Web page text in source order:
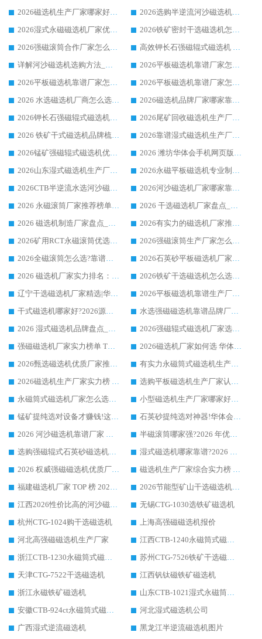
2026磁选机生产厂家哪家好?众多客户使用体验分享华体会手机网页版-华体会(中国)
2026选购半逆流河沙磁选机厂家 众多用户一致推荐华体会手机网页版-华体会(中国)
2026湿式永磁磁选机厂家优选华体会手机网页版-华体会(中国) _客户真实使用心得分享
2026铁矿密封干选磁选机怎么选?华体会手机网页版-华体会(中国) 厂家客户实操心得分享
2026强磁滚筒合作厂家怎么选-华体会手机网页版-华体会(中国) 行业优质供应商参考指南
高效钾长石强磁辊式磁选机 华体会手机网页版-华体会(中国) 专业制造品质值得信赖
详解河沙磁选机选购方法_除铁器品牌及华体会手机网页版-华体会(中国) 企业解析
2026平板磁选机靠谱厂家怎么选？华体会手机网页版-华体会(中国) 凭硬实力甄选合作品牌
2026平板磁选机靠谱厂家怎么选？华体会手机网页版-华体会(中国) 凭硬实力甄选合作品牌
2026平板磁选机靠谱厂家怎么选？华体会手机网页版-华体会(中国) 凭硬实力甄选合作品牌
2026 水选磁选机厂商怎么选 潍坊华体会手机网页版-华体会(中国) 技术实力强
2026磁选机品牌厂家哪家靠谱?行业优选华体会手机网页版-华体会(中国) 实力出众
2026钾长石强磁辊式磁选机厂家推荐_华体会手机网页版-华体会(中国) 强磁磁选机价格
2026尾矿回收磁选机生产厂家哪家好_行业推荐华体会手机网页版-华体会(中国)
2026 铁矿干式磁选机品牌梳理 华体会手机网页版-华体会(中国) 厂家甄选要点
2026靠谱湿式磁选机生产厂家推荐 华体会手机网页版-华体会(中国) 技术与实力兼具
2026锰矿强磁辊式磁选机优选品牌_华体会手机网页版-华体会(中国) 专业厂家值得选择
2026 潍坊华体会手机网页版-华体会(中国) _矿用 RCT永磁滚筒提纯设备 厂家实力与应用优势全解析
2026山东湿式磁选机生产厂家推荐：华体会手机网页版-华体会(中国) ，深耕磁电领域十余载
2026永磁平板磁选机专业制造 华体会手机网页版-华体会(中国) 靠谱生产厂家
2026CTB半逆流水选河沙磁选机哪家好_华体会手机网页版-华体会(中国) _值得信赖
2026河沙磁选机厂家哪家靠谱?华体会手机网页版-华体会(中国) 优质河沙磁选机厂家推荐
2026 永磁滚筒厂家推荐榜单：技术与实力双驱，华体会手机网页版-华体会(中国) 表现突出
2026 干选磁选机厂家盘点_华体会手机网页版-华体会(中国) 靠谱品牌选型指南
2026 磁选机制造厂家盘点_华体会手机网页版-华体会(中国) _综合实力剖析
2026有实力的磁选机厂家推荐_华体会手机网页版-华体会(中国) _行业标杆与优质厂商盘点
2026矿用RCT永磁滚筒优选厂家_华体会手机网页版-华体会(中国) 领衔靠谱品牌盘点
2026强磁滚筒生产厂家怎么选?行业口碑推荐华体会手机网页版-华体会(中国)
2026全磁滚筒怎么选?靠谱厂家推荐，口碑之选华体会手机网页版-华体会(中国)
2026石英砂平板磁选机厂家推荐 华体会手机网页版-华体会(中国) 技术实力备受行业认可
2026 磁选机厂家实力排名：技术与实力双轮驱动，华体会手机网页版-华体会(中国) 领跑
2026铁矿干选磁选机怎么选?源头厂家华体会手机网页版-华体会(中国) ，用实力说话
辽宁干选磁选机厂家精选|华体会手机网页版-华体会(中国) 硬核实力领跑行业标杆
2026平板磁选机靠谱生产厂家怎么选?行业标杆华体会手机网页版-华体会(中国) ，凭硬实力脱颖而出
干式磁选机哪家好?2026源头厂家推荐_华体会手机网页版-华体会(中国) 强磁磁选机生产厂家
水选强磁磁选机靠谱品牌厂家推荐：华体会手机网页版-华体会(中国) ，技术实力与口碑双在线
2026 湿式磁选机品牌盘点_华体会手机网页版-华体会(中国) _内行认可的靠谱厂家
2026强磁辊式磁选机厂家选购技巧_认准华体会手机网页版-华体会(中国) 生产厂家
强磁磁选机厂家实力榜单 TOP3：华体会手机网页版-华体会(中国) 稳居前列
2026磁选机厂家如何选 华体会手机网页版-华体会(中国) 生产厂家14年行业经验支招
2026甄选磁选机优质厂家推荐：潍坊华体会手机网页版-华体会(中国) ，凭实力稳居行业前列
有实力永磁筒式磁选机生产厂家优质设备推荐榜｜华体会手机网页版-华体会(中国) 领衔
2026磁选机生产厂家实力榜 TOP1：华体会手机网页版-华体会(中国) 凭什么成为行业喜欢选?
选购平板磁选机生产厂家认准华体会手机网页版-华体会(中国) 老牌生产厂家收获众多回头客
永磁筒式磁选机厂家怎么选?14 年老厂华体会手机网页版-华体会(中国) 凭实力出圈，这 5 大优势太圈粉
小型磁选机生产厂家哪家好?2026 年实测推荐，华体会手机网页版-华体会(中国) 十年口碑厂值得闭眼入
锰矿提纯选对设备才赚钱!这家临朐厂家的强磁辊磁选机凭啥成行业标杆?
石英砂提纯选对神器!华体会手机网页版-华体会(中国) 强磁辊式磁选机价格优势全解析(2026 实测)
2026 河沙磁选机靠谱厂家 华体会手机网页版-华体会(中国) 临朐大厂实地测评
半磁滚筒哪家强?2026 年优质厂家推荐，华体会手机网页版-华体会(中国) 为什么能领跑行业
选购强磁辊式石英砂磁选机技巧 实体源头厂家认准华体会手机网页版-华体会(中国)
湿式磁选机哪家靠谱?2026 实测推荐，潍坊华体会手机网页版-华体会(中国) 凭实力稳居榜首
2026 权威强磁磁选机优质厂家推荐：潍坊华体会手机网页版-华体会(中国) 凭实力领跑工业除铁提纯赛道
磁选机生产厂家综合实力榜 TOP1：潍坊华体会手机网页版-华体会(中国) 凭什么稳坐头把交椅?
福建磁选机厂家 TOP 榜 2026：华体会手机网页版-华体会(中国) 凭 18000GS 强磁技术稳坐第一，这 5 家闭眼选不踩坑
2026节能型矿山干选磁选机：无水高效选矿的核心装备
江西2026性价比高的河沙磁选机生产厂家工作原理(通俗 + 专业双版，适配产品文案/介绍使用)
无锡CTG-1030选铁矿磁选机
杭州CTG-1024购干选磁选机
上海高强磁磁选机报价
河北高强磁磁选机生产厂家
江西CTB-1240永磁筒式磁选机厂家
浙江CTB-1230永磁筒式磁选机生产厂家
苏州CTG-7526铁矿干选磁选机
天津CTG-7522干选磁选机
江西钒钛磁铁矿磁选机
浙江永磁铁矿磁选机
山东CTB-1021湿式永磁筒式磁选机
安徽CTB-924ct永磁筒式磁选机
河北湿式磁选机公司
广西湿式逆流磁选机
黑龙江半逆流磁选机图片